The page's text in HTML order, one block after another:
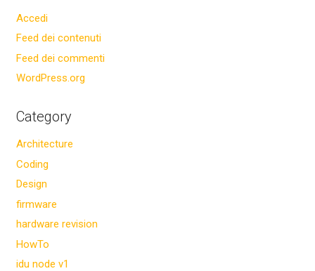
Accedi
Feed dei contenuti
Feed dei commenti
WordPress.org
Category
Architecture
Coding
Design
firmware
hardware revision
HowTo
idu node v1